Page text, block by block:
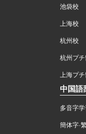
池袋校
上海校
杭州校
杭州プ
上海プ
中国語
多音字
簡体字·